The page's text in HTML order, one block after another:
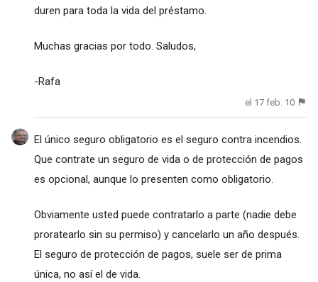
duren para toda la vida del préstamo.
Muchas gracias por todo. Saludos,
-Rafa
el 17 feb. 10
El único seguro obligatorio es el seguro contra incendios.
Que contrate un seguro de vida o de protección de pagos
es opcional, aunque lo presenten como obligatorio.
Obviamente usted puede contratarlo a parte (nadie debe
proratearlo sin su permiso) y cancelarlo un año después.
El seguro de protección de pagos, suele ser de prima
única, no así el de vida.